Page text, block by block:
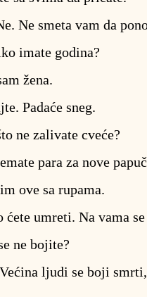
Ne smeta vam da
imate godina?
žena.
Padaće sneg.
ne zalivate cveće?
para za nove
ove sa rupama.
umreti. Na vama se
ne bojite?
ljudi se boji